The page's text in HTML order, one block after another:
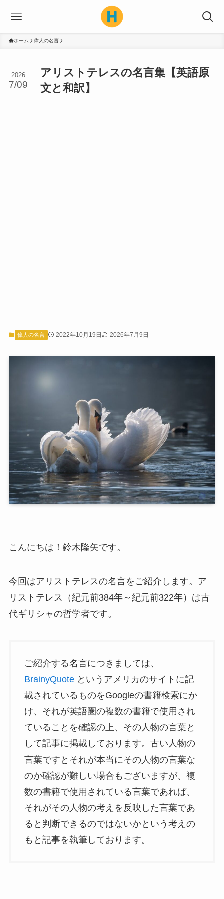
ホーム 偉人の名言
アリストテレスの名言集【英語原
文と和訳】
2026
7/09
偉人の名言 2022年10月19日 2026年7月9日
こんにちは！鈴木隆矢です。
今回はアリストテレスの名言をご紹介します。ア
リストテレス（紀元前384年～紀元前322年）は古
代ギリシャの哲学者です。
ご紹介する名言につきましては、
BrainyQuoteというアメリカのサイトに記
載されているものをGoogleの書籍検索にか
け、それが英語圏の複数の書籍で使用され
ていることを確認の上、その人物の言葉と
して記事に掲載しております。古い人物の
言葉ですとそれが本当にその人物の言葉な
のか確認が難しい場合もございますが、複
数の書籍で使用されている言葉であれば、
それがその人物の考えを反映した言葉であ
ると判断できるのではないかという考えの
もと記事を執筆しております。